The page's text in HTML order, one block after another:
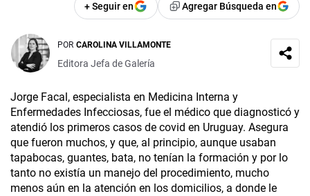
+ Seguir en Agregar Búsqueda en
POR CAROLINA VILLAMONTE
Editora Jefa de Galería
Jorge Facal, especialista en Medicina Interna y
Enfermedades Infecciosas, fue el médico que diagnosticó y
atendió los primeros casos de covid en Uruguay. Asegura
que fueron muchos, y que, al principio, aunque usaban
tapabocas, guantes, bata, no tenían la formación y por lo
tanto no existía un manejo del procedimiento, mucho
menos aún en la atención en los domicilios, a donde le